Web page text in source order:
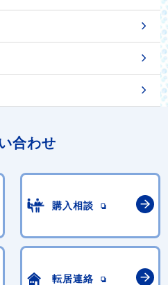
合わせ
購入相談
転居連絡